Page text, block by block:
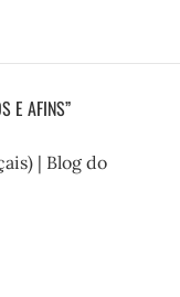
E AFINS”
| Blog do